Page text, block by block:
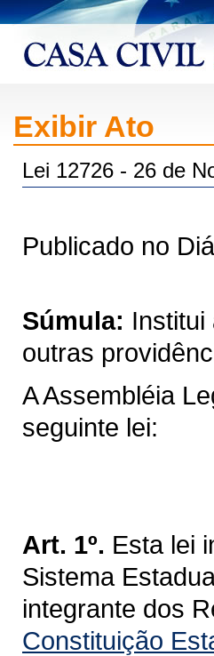
Exibir Ato
Lei 12726 - 26 de
Publicado no
Súmula:
outras
A Assembléia
seguinte lei:
Art. 1º. Esta lei
Sistema
integrante dos
Constituição